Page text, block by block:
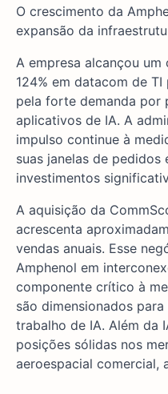
O crescimento da
expansão da
A empresa alcançou
124% em datacom de
pela forte demanda por
aplicativos de IA. A
impulso continue à
suas janelas de
investimentos
A aquisição da
acrescenta
vendas anuais. Esse
Amphenol em
componente crítico à
são dimensionados
trabalho de IA. Além da
posições sólidas nos
aeroespacial comercial,